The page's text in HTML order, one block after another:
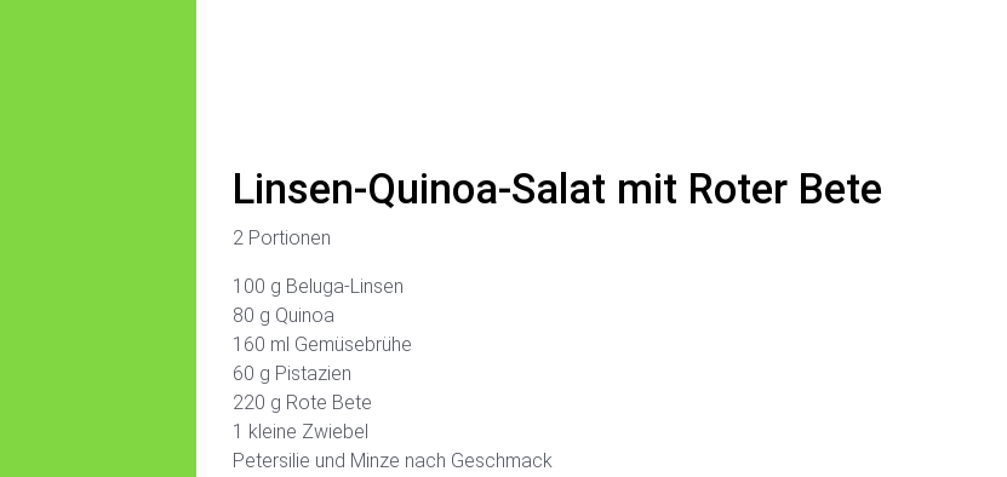
Linsen-Quinoa-Salat mit Roter Bete
2 Portionen
100 g Beluga-Linsen
80 g Quinoa
160 ml Gemüsebrühe
60 g Pistazien
220 g Rote Bete
1 kleine Zwiebel
Petersilie und Minze nach Geschmack